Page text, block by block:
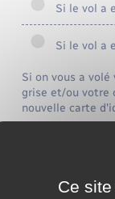
Si le vol a
Si le vol a
Si on vous a
grise et/ou votre
nouvelle carte
Le
<a
<aCe